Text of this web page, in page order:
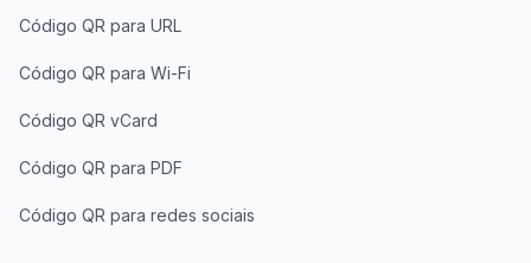
Código QR para URL
Código QR para Wi-Fi
Código QR vCard
Código QR para PDF
Código QR para redes sociais